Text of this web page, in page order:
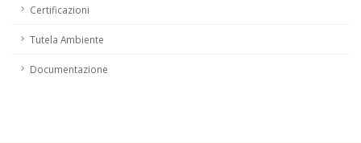
Certificazioni
Tutela Ambiente
Documentazione